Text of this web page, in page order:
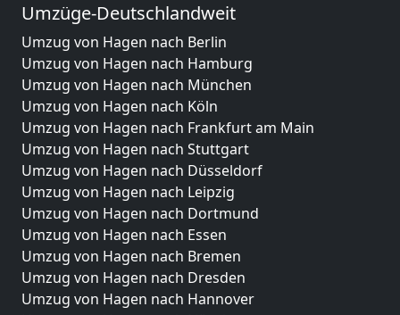
Umzüge-Deutschlandweit
Umzug von Hagen nach Berlin
Umzug von Hagen nach Hamburg
Umzug von Hagen nach München
Umzug von Hagen nach Köln
Umzug von Hagen nach Frankfurt am Main
Umzug von Hagen nach Stuttgart
Umzug von Hagen nach Düsseldorf
Umzug von Hagen nach Leipzig
Umzug von Hagen nach Dortmund
Umzug von Hagen nach Essen
Umzug von Hagen nach Bremen
Umzug von Hagen nach Dresden
Umzug von Hagen nach Hannover